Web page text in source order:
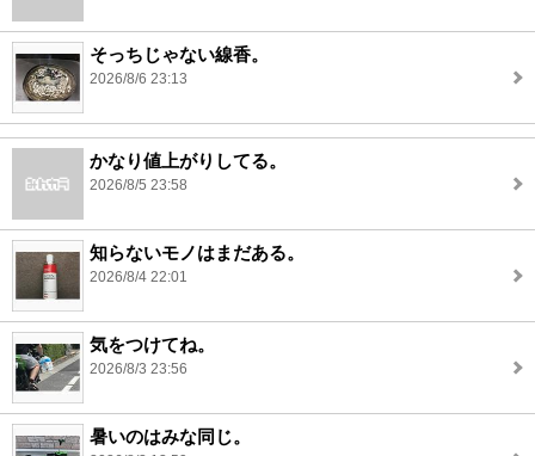
そっちじゃない線香。
2026/8/6 23:13
かなり値上がりしてる。
2026/8/5 23:58
知らないモノはまだある。
2026/8/4 22:01
気をつけてね。
2026/8/3 23:56
暑いのはみな同じ。